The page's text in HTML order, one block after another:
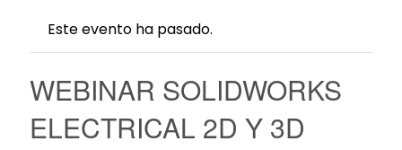
Este evento ha pasado.
WEBINAR SOLIDWORKS
ELECTRICAL 2D Y 3D